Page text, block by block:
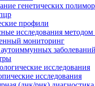
генетических
профили
исследования
мониторинг
заболеваний
исследования
исследования